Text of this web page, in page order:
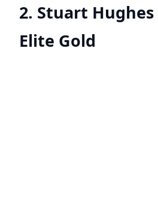
2. Stuart Hughes
Elite Gold